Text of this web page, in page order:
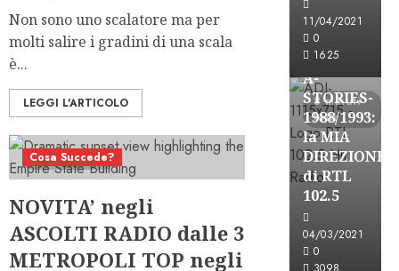
Non sono uno scalatore ma per
molti salire i gradini di una scala
è...
LEGGI L'ARTICOLO
2 minuti letti
Cosa Succede?
NOVITA’ negli
ASCOLTI RADIO dalle 3
METROPOLI TOP negli
11/04/2021
0
1625
8 minuti
letti
Formazione
FREE
A-
STORIES-
1988/1993:
la MIA
DIREZIONE
di RTL
102.5
04/03/2021
0
Formazione
FREE